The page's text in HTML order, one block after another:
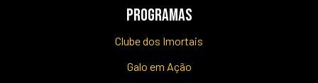
PROGRAMAS
Clube dos Imortais
Galo em Ação